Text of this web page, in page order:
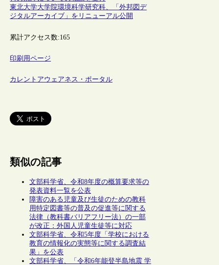
東北大学大学院環境科学研究科、「外邦図デ
ジタルアーカイブ」をリニューアル公開
累計アクセス数:165
印刷用ページ
カレントアウェアネス・ポータル
類似の記事
文部科学省、令和8年度の概算要求等の
発表資料一覧を公表
障害のある児童及び生徒のための教科
用特定図書等の普及の促進等に関する
法律（教科書バリアフリー法）の一部
が改正：外国人児童生徒等に対応
文部科学省、令和5年度「学校における
教育の情報化の実態等に関する調査結
果」を公表
文部科学省、「令和6年能登半島地震 学